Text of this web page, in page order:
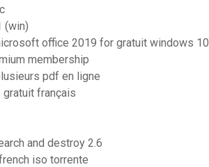
(win)
office 2019 for gratuit windows 10
membership
pdf en ligne
français
and destroy 2.6
iso torrente